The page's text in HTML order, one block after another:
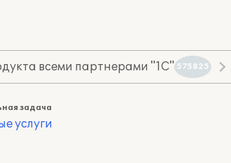
всеми партнерами "1С" 575825
задача
услуги